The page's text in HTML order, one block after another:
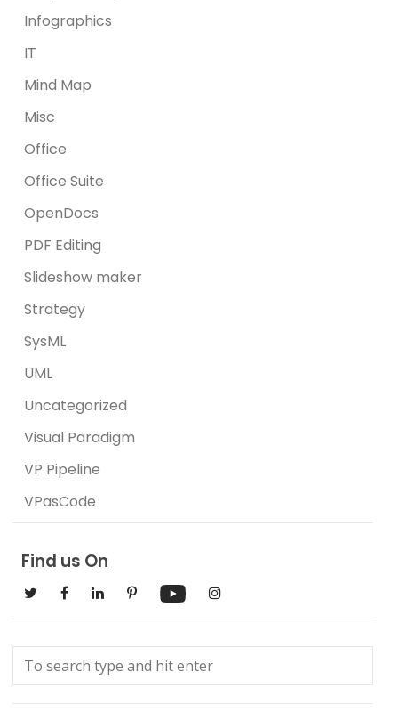
Infographics
IT
Mind Map
Misc
Office
Office Suite
OpenDocs
PDF Editing
Slideshow maker
Strategy
SysML
UML
Uncategorized
Visual Paradigm
VP Pipeline
VPasCode
Find us On